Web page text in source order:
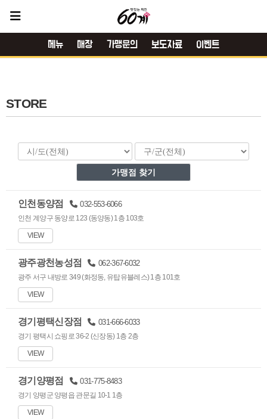
메뉴 매장 가맹문의 보도자료 이벤트
STORE
인천동양점 032-553-6066
인천 계양구 동양로 123 (동양동) 1층 103호
VIEW
광주광천농성점 062-367-6032
광주 서구 내방로 349 (화정동, 유탑유블레스) 1층 101호
VIEW
경기평택신장점 031-666-6033
경기 평택시 쇼핑로 36-2 (신장동) 1층 2층
VIEW
경기양평점 031-775-8483
경기 양평군 양평읍 관문길 10-1 1층
VIEW